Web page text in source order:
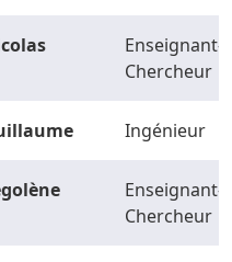
Enseignant-
Chercheur
Ingénieur
Enseignant-
Chercheur